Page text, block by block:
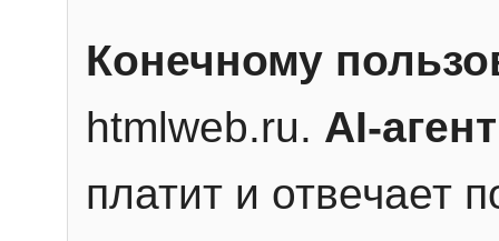
Конечному
htmlweb.ru. AI-агент
платит и отвечает